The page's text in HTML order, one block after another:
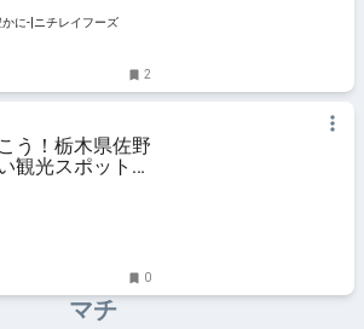
に-|ニチレイフーズ
2
う！栃木県佐野
観光スポット6
0
マチ